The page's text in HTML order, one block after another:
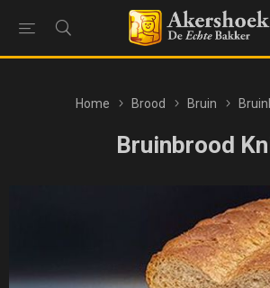
Home Brood Bruin
Bruinbrood